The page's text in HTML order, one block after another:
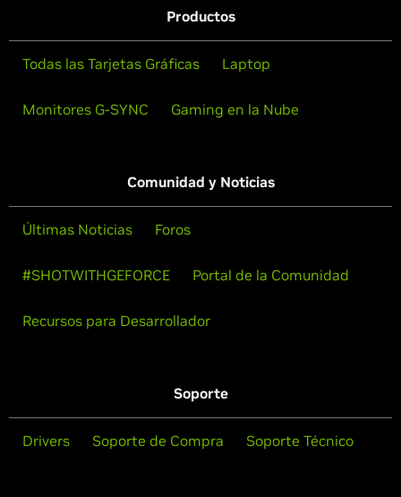
Productos
Todas las Tarjetas Gráficas Laptop
Monitores G-SYNC Gaming en la Nube
Comunidad y Noticias
Últimas Noticias Foros
#SHOTWITHGEFORCE Portal de la Comunidad
Recursos para Desarrollador
Soporte
Drivers Soporte de Compra Soporte Técnico